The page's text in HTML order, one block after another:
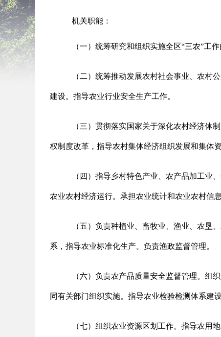
机关职能：
（一）统筹研究和组织实施全区“三农”工
（二）统筹推动发展农村社会事业、农村
建设。指导农业行业安全生产工作。
（三）贯彻落实国家关于深化农村经济体
权制度改革，指导农村集体经济组织发展和集体
（四）指导乡村特色产业、农产品加工业
农业农村经济运行。承担农业统计和农业农村信
（五）负责种植业、畜牧业、渔业、农垦
系，指导农业标准化生产。负责渔政监督管理。
（六）负责农产品质量安全监督管理。组
同有关部门组织实施。指导农业检验检测体系建设
（七）组织农业资源区划工作。指导农用